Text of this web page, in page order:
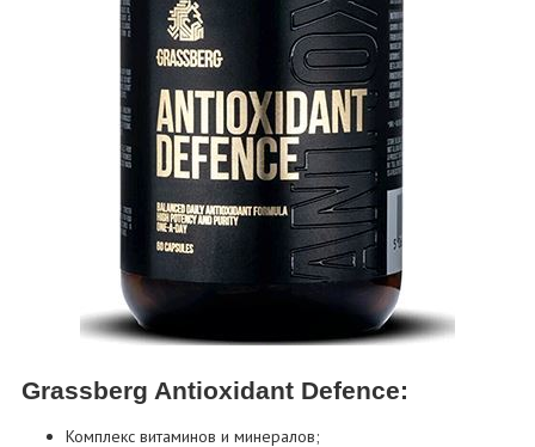
Grassberg Antioxidant Defence:
Комплекс витаминов и минералов;